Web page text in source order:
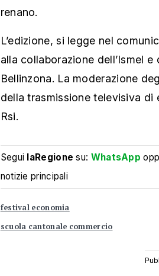
renano.
L’edizione, si legge nel
alla collaborazione dell’Ismel
Bellinzona. La moderazione
della trasmissione televisiva di
Rsi.
Segui laRegione su: WhatsApp
notizie principali
festival economia
scuola cantonale commercio